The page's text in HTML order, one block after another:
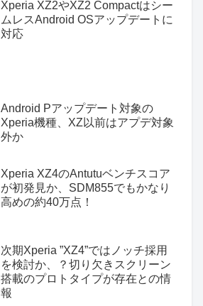
Xperia XZ2やXZ2 Compactはシー
ムレスAndroid OSアップデートに
対応
Android Pアップデート対象の
Xperia機種、XZ以前はアプデ対象
外か
Xperia XZ4のAntutuベンチスコア
が初発見か、SDM855でもかなり
高めの約40万点！
次期Xperia ”XZ4”ではノッチ採用
を検討か、？切り欠きスクリーン
搭載のプロトタイプが存在との情
報